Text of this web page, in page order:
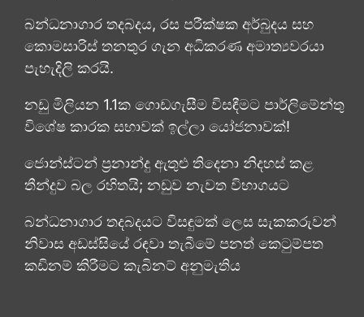
බන්ධනාගාර තදබදය, රස පරීක්ෂක අර්බුදය සහ
කොමසාරිස් තනතුර ගැන අධිකරණ අමාත්‍යවරයා
පැහැදිලි කරයි.
නඩු මිලියන 1.1ක ගොඩගැසීම විසඳීමට පාර්ලිමේන්තු
විශේෂ කාරක සභාවක් ඉල්ලා යෝජනාවක්!
ජොන්ස්ටන් ප්‍රනාන්දු ඇතුළු තිදෙනා නිදහස් කළ
තීන්දුව බල රහිතයි; නඩුව නැවත විභාගයට
බන්ධනාගාර තදබදයට විසඳුමක් ලෙස සැකකරුවන්
නිවාස අඩස්සියේ රඳවා තැබීමේ පනත් කෙටුම්පත
කඩිනම් කිරීමට කැබිනට් අනුමැතිය